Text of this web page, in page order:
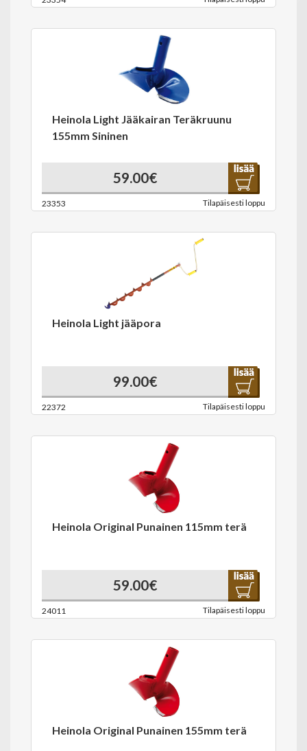
Heinola Light Jääkairan Teräkruunu
155mm Sininen
59.00€
23353 Tilapäisesti loppu
Heinola Light jääpora
99.00€
22372 Tilapäisesti loppu
Heinola Original Punainen 115mm terä
59.00€
24011 Tilapäisesti loppu
Heinola Original Punainen 155mm terä